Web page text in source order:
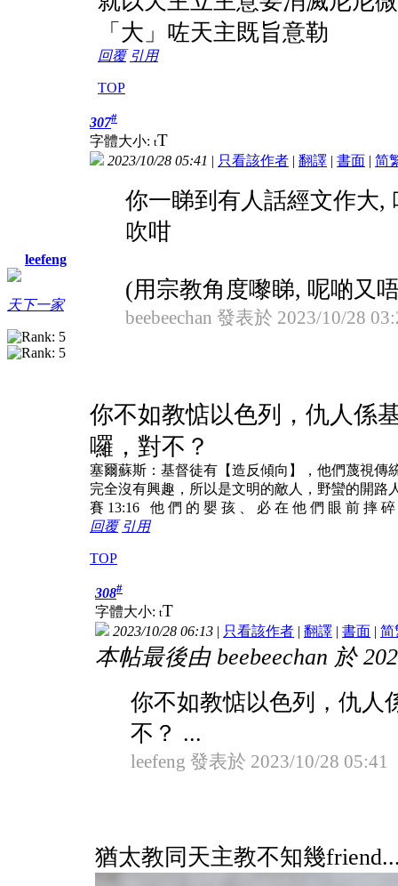
「大」咗天主既旨意勒
回覆 引用
TOP
leefeng
天下一家
307#
字體大小: tT
2023/10/28 05:41 | 只看該作者 | 翻譯 | 書面 | 简
你一睇到有人話經文作大,
吹咁
(用宗教角度嚟睇, 呢啲又
beebeechan 發表於 2023/10/28
你不如教惦以色列，仇人係
囉，對不？
塞爾蘇斯：基督徒有【造反傾向】，他們蔑視傳
完全沒有興趣，所以是文明的敵人，野蠻的開路
賽 13:16 他 們 的 嬰 孩 、 必 在 他 們 眼 前 摔
回覆 引用
TOP
308#
字體大小: tT
2023/10/28 06:13 | 只看該作者 | 翻譯 | 書面 | 简
本帖最後由 beebeechan 於
你不如教惦以色列，仇人
不？ ...
leefeng 發表於 2023/10/28 05:41
猶太教同天主教不知幾